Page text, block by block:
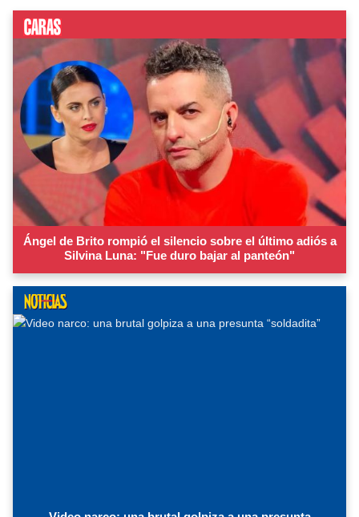
Ángel de Brito rompió el silencio sobre el último adiós a
Silvina Luna: "Fue duro bajar al panteón"